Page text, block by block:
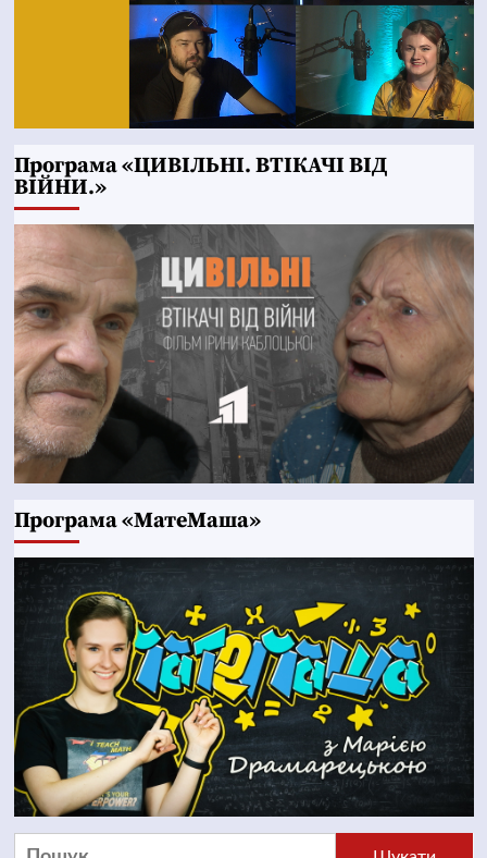
Програма «ЦИВІЛЬНІ. ВТІКАЧІ ВІД
ВІЙНИ.»
Програма «МатеМаша»
Пошук: